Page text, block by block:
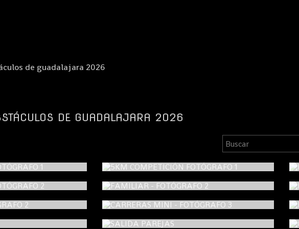
de guadalajara 2026
DE GUADALAJARA 2026
5KM COMPETICIÓN FOTÓGRAFO 1
FOTÓGRAFO 2
FAMILIAR - FOTÓGRAFO 2
2
CARRERAS MINI - FOTÓGRAFO 3
SALIDA PAREJAS